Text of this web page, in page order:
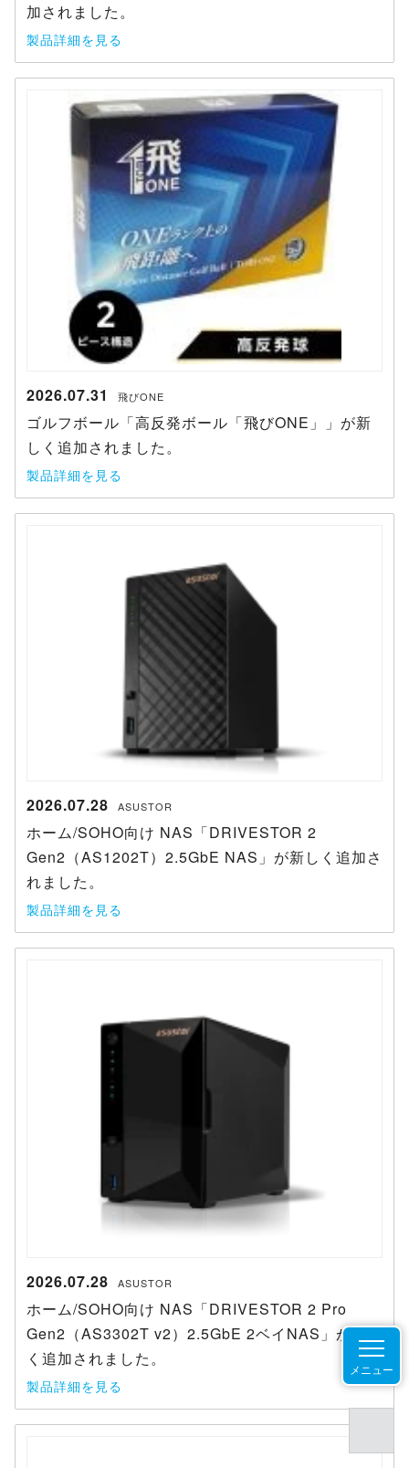
メニュー
加されました。
製品詳細を見る
2026.07.31 飛びONE
ゴルフボール「高反発ボール「飛びONE」」が新
しく追加されました。
製品詳細を見る
2026.07.28 ASUSTOR
ホーム/SOHO向け NAS「DRIVESTOR 2
Gen2（AS1202T）2.5GbE NAS」が新しく追加さ
れました。
製品詳細を見る
2026.07.28 ASUSTOR
ホーム/SOHO向け NAS「DRIVESTOR 2 Pro
Gen2（AS3302T v2）2.5GbE 2ベイNAS」が新し
く追加されました。
製品詳細を見る